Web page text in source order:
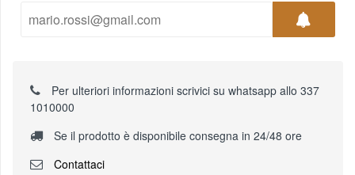
Per ulteriori informazioni scrivici su whatsapp allo 337
1010000
Se il prodotto è disponibile consegna in 24/48 ore
Contattaci